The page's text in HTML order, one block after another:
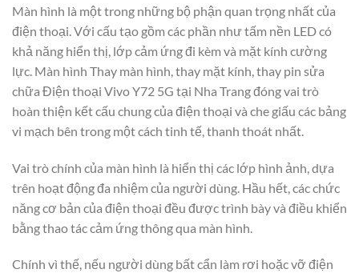
Màn hình là một trong những bộ phận quan trọng nhất của
điện thoại. Với cấu tạo gồm các phần như tấm nền LED có
khả năng hiển thị, lớp cảm ứng đi kèm và mặt kính cường
lực. Màn hình Thay màn hình, thay mặt kính, thay pin sửa
chữa Điện thoại Vivo Y72 5G tại Nha Trang đóng vai trò
hoàn thiện kết cấu chung của điện thoại và che giấu các bảng
vi mạch bên trong một cách tinh tế, thanh thoát nhất.
Vai trò chính của màn hình là hiển thị các lớp hình ảnh, dựa
trên hoạt động đa nhiệm của người dùng. Hầu hết, các chức
năng cơ bản của điện thoại đều được trình bày và điều khiển
bằng thao tác cảm ứng thông qua màn hình.
Chính vì thế, nếu người dùng bất cẩn làm rơi hoặc vỡ điện